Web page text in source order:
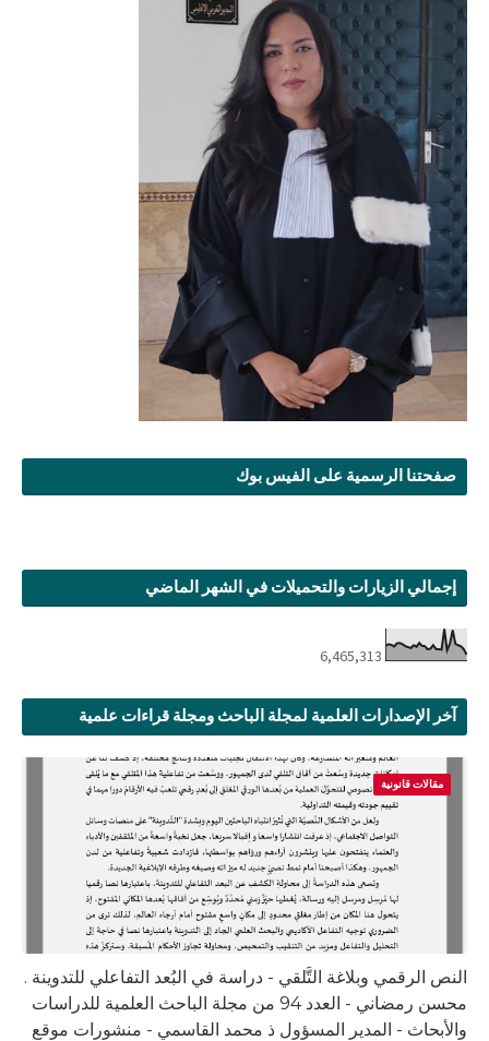
صفحتنا الرسمية على الفيس بوك
إجمالي الزيارات والتحميلات في الشهر الماضي
6,465,313
آخر الإصدارات العلمية لمجلة الباحث ومجلة قراءات علمية
مقالات قانونية
النص الرقمي وبلاغة التَّلقي - دراسة في البُعد التفاعلي للتدوينة .
محسن رمضاني - العدد 94 من مجلة الباحث العلمية للدراسات
والأبحاث - المدير المسؤول ذ محمد القاسمي - منشورات موقع